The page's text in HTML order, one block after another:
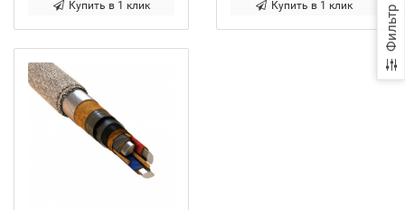
Фильтр
Купить в 1 клик Купить в 1 клик